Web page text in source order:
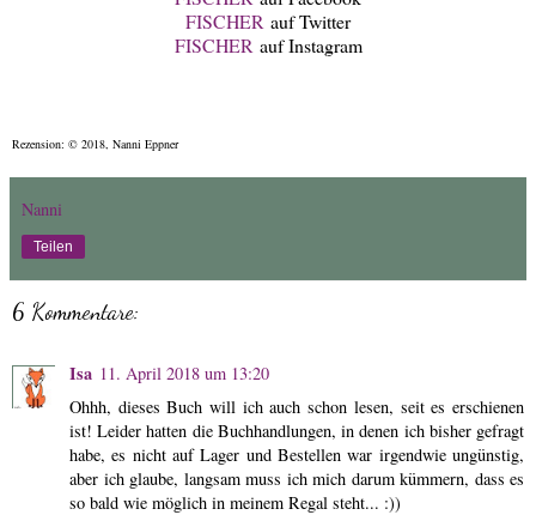
FISCHER auf Twitter
FISCHERauf Instagram
Rezension: © 2018, Nanni Eppner
Nanni
Teilen
6 Kommentare:
Isa 11. April 2018 um 13:20
Ohhh, dieses Buch will ich auch schon lesen, seit es erschienen
ist! Leider hatten die Buchhandlungen, in denen ich bisher gefragt
habe, es nicht auf Lager und Bestellen war irgendwie ungünstig,
aber ich glaube, langsam muss ich mich darum kümmern, dass es
so bald wie möglich in meinem Regal steht... :))